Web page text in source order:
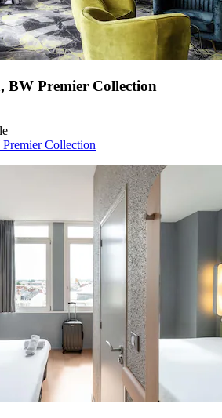
BW Premier Collection
Collection